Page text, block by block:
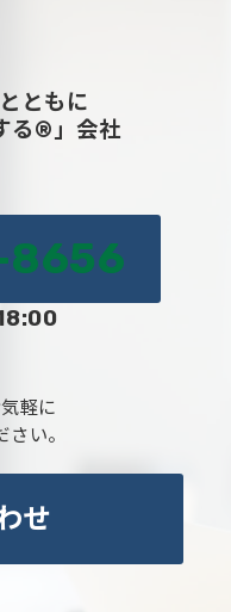
ともに
る®」会社
軽に
い。
せ